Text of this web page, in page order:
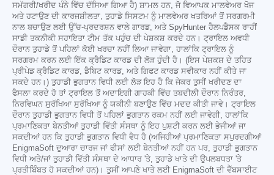
ਸਮੱਗਰੀ/ਖਰੀਦ ਪੰਨੇ ਵਿੱਚ ਦੱਸਿਆ ਗਿਆ ਹੈ) ਸ਼ਾਮਲ ਹਨ, ਜੋ ਵਿਆਪਕ ਮਾਲਵੇਅਰ ਖੋਜ
ਅਤੇ ਹਟਾਉਣ ਦੀ ਕਾਰਜਸ਼ੀਲਤਾ, ਤੁਹਾਡੇ ਸਿਸਟਮ ਨੂੰ ਮਾਲਵੇਅਰ ਖਤਰਿਆਂ ਤੋਂ ਸਰਗਰਮੀ
ਨਾਲ ਬਚਾਉਣ ਲਈ ਉੱਚ-ਪ੍ਰਦਰਸ਼ਨ ਵਾਲੇ ਗਾਰਡ, ਅਤੇ SpyHunter ਹੈਲਪਡੈਸਕ ਰਾਹੀਂ
ਸਾਡੀ ਤਕਨੀਕੀ ਸਹਾਇਤਾ ਟੀਮ ਤੱਕ ਪਹੁੰਚ ਦੀ ਪੇਸ਼ਕਸ਼ ਕਰਦੇ ਹਨ। ਟ੍ਰਾਇਲ ਅਵਧੀ
ਦੌਰਾਨ ਤੁਹਾਡੇ ਤੋਂ ਪਹਿਲਾਂ ਕੋਈ ਖਰਚਾ ਨਹੀਂ ਲਿਆ ਜਾਵੇਗਾ, ਹਾਲਾਂਕਿ ਟ੍ਰਾਇਲ ਨੂੰ
ਸਰਗਰਮ ਕਰਨ ਲਈ ਇੱਕ ਕ੍ਰੈਡਿਟ ਕਾਰਡ ਦੀ ਲੋੜ ਹੁੰਦੀ ਹੈ। (ਇਸ ਪੇਸ਼ਕਸ਼ ਦੇ ਤਹਿਤ
ਪ੍ਰੀਪੇਡ ਕ੍ਰੈਡਿਟ ਕਾਰਡ, ਡੈਬਿਟ ਕਾਰਡ, ਅਤੇ ਗਿਫਟ ਕਾਰਡ ਸਵੀਕਾਰ ਨਹੀਂ ਕੀਤੇ ਜਾ
ਸਕਦੇ ਹਨ।) ਤੁਹਾਡੀ ਭੁਗਤਾਨ ਵਿਧੀ ਲਈ ਲੋੜ ਇਹ ਹੈ ਕਿ ਜੇਕਰ ਤੁਸੀਂ ਖਰੀਦਣ ਦਾ
ਫੈਸਲਾ ਕਰਦੇ ਹੋ ਤਾਂ ਟ੍ਰਾਇਲ ਤੋਂ ਅਦਾਇਗੀ ਗਾਹਕੀ ਵਿੱਚ ਤਬਦੀਲੀ ਦੌਰਾਨ ਨਿਰੰਤਰ,
ਨਿਰਵਿਘਨ ਸੁਰੱਖਿਆ ਸੁਰੱਖਿਆ ਨੂੰ ਯਕੀਨੀ ਬਣਾਉਣ ਵਿੱਚ ਮਦਦ ਕੀਤੀ ਜਾਵੇ। ਟ੍ਰਾਇਲ
ਦੌਰਾਨ ਤੁਹਾਡੀ ਭੁਗਤਾਨ ਵਿਧੀ ਤੋਂ ਪਹਿਲਾਂ ਭੁਗਤਾਨ ਰਕਮ ਨਹੀਂ ਲਈ ਜਾਵੇਗੀ, ਹਾਲਾਂਕਿ
ਪ੍ਰਮਾਣਿਕਤਾ ਬੇਨਤੀਆਂ ਤੁਹਾਡੀ ਵਿੱਤੀ ਸੰਸਥਾ ਨੂੰ ਇਹ ਪੁਸ਼ਟੀ ਕਰਨ ਲਈ ਭੇਜੀਆਂ ਜਾ
ਸਕਦੀਆਂ ਹਨ ਕਿ ਤੁਹਾਡੀ ਭੁਗਤਾਨ ਵਿਧੀ ਵੈਧ ਹੈ (ਅਜਿਹੀਆਂ ਪ੍ਰਮਾਣਿਕਤਾ ਸਪੁਰਦਗੀਆਂ
EnigmaSoft ਦੁਆਰਾ ਚਾਰਜ ਜਾਂ ਫੀਸਾਂ ਲਈ ਬੇਨਤੀਆਂ ਨਹੀਂ ਹਨ ਪਰ, ਤੁਹਾਡੀ ਭੁਗਤਾਨ
ਵਿਧੀ ਅਤੇ/ਜਾਂ ਤੁਹਾਡੀ ਵਿੱਤੀ ਸੰਸਥਾ ਦੇ ਆਧਾਰ 'ਤੇ, ਤੁਹਾਡੇ ਖਾਤੇ ਦੀ ਉਪਲਬਧਤਾ 'ਤੇ
ਪ੍ਰਤੀਬਿੰਬਤ ਹੋ ਸਕਦੀਆਂ ਹਨ)। ਤੁਸੀਂ ਆਪਣੇ ਖਾਤੇ ਲਈ EnigmaSoft ਦੀ ਵੈੱਬਸਾਈਟ